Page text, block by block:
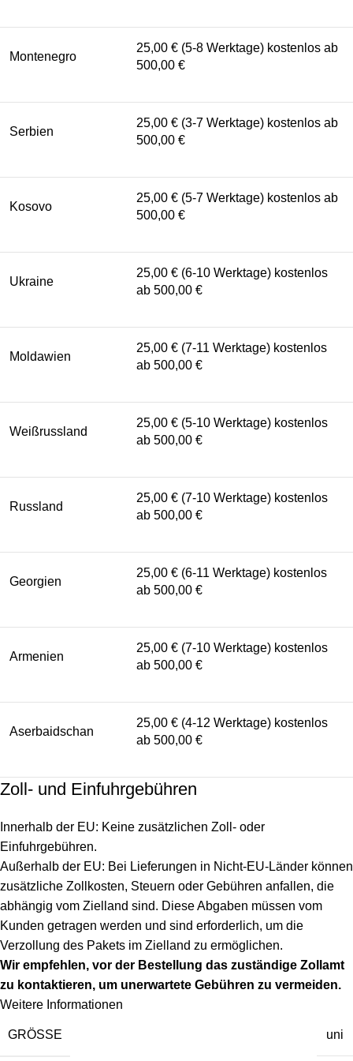
Montenegro
25,00 € (5-8 Werktage) kostenlos ab
500,00 €
Serbien
25,00 € (3-7 Werktage) kostenlos ab
500,00 €
Kosovo
25,00 € (5-7 Werktage) kostenlos ab
500,00 €
Ukraine
25,00 € (6-10 Werktage) kostenlos
ab 500,00 €
Moldawien
25,00 € (7-11 Werktage) kostenlos
ab 500,00 €
Weißrussland
25,00 € (5-10 Werktage) kostenlos
ab 500,00 €
Russland
25,00 € (7-10 Werktage) kostenlos
ab 500,00 €
Georgien
25,00 € (6-11 Werktage) kostenlos
ab 500,00 €
Armenien
25,00 € (7-10 Werktage) kostenlos
ab 500,00 €
Aserbaidschan
25,00 € (4-12 Werktage) kostenlos
ab 500,00 €
Zoll- und Einfuhrgebühren
Innerhalb der EU: Keine zusätzlichen Zoll- oder
Einfuhrgebühren.
Außerhalb der EU: Bei Lieferungen in Nicht-EU-Länder können
zusätzliche Zollkosten, Steuern oder Gebühren anfallen, die
abhängig vom Zielland sind. Diese Abgaben müssen vom
Kunden getragen werden und sind erforderlich, um die
Verzollung des Pakets im Zielland zu ermöglichen.
Wir empfehlen, vor der Bestellung das zuständige Zollamt
zu kontaktieren, um unerwartete Gebühren zu vermeiden.
Weitere Informationen
GRÖSSE uni